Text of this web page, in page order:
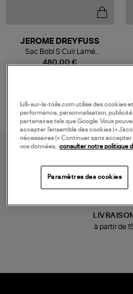
480,00 €
JEROME DREYFUSS
Sac Bobi S Cuir Lamé
Champagne
à partir de
lulli-sur-la-toile.com utilise des cookies
performance, personnalisation,
partenaires tels que Google. Vous
accepter l’ensemble des cookies («
nécessaires (« Continuer sans accepter
vos données, consulter notre politique
Paramètres des cookies